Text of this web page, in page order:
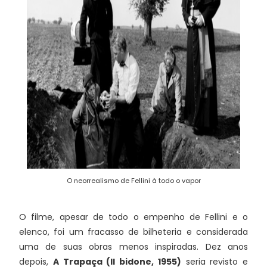
O neorrealismo de Fellini à todo o vapor
O filme, apesar de todo o empenho de Fellini e o
elenco, foi um fracasso de bilheteria e considerada
uma de suas obras menos inspiradas. Dez anos
depois, A Trapaça (Il bidone, 1955) seria revisto e